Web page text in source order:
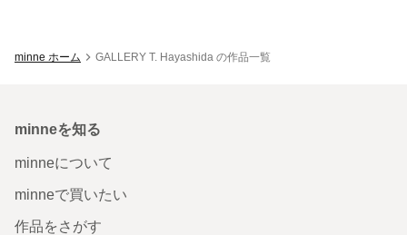
minne ホーム GALLERY T. Hayashida の作品一覧
minneを知る
minneについて
minneで買いたい
作品をさがす